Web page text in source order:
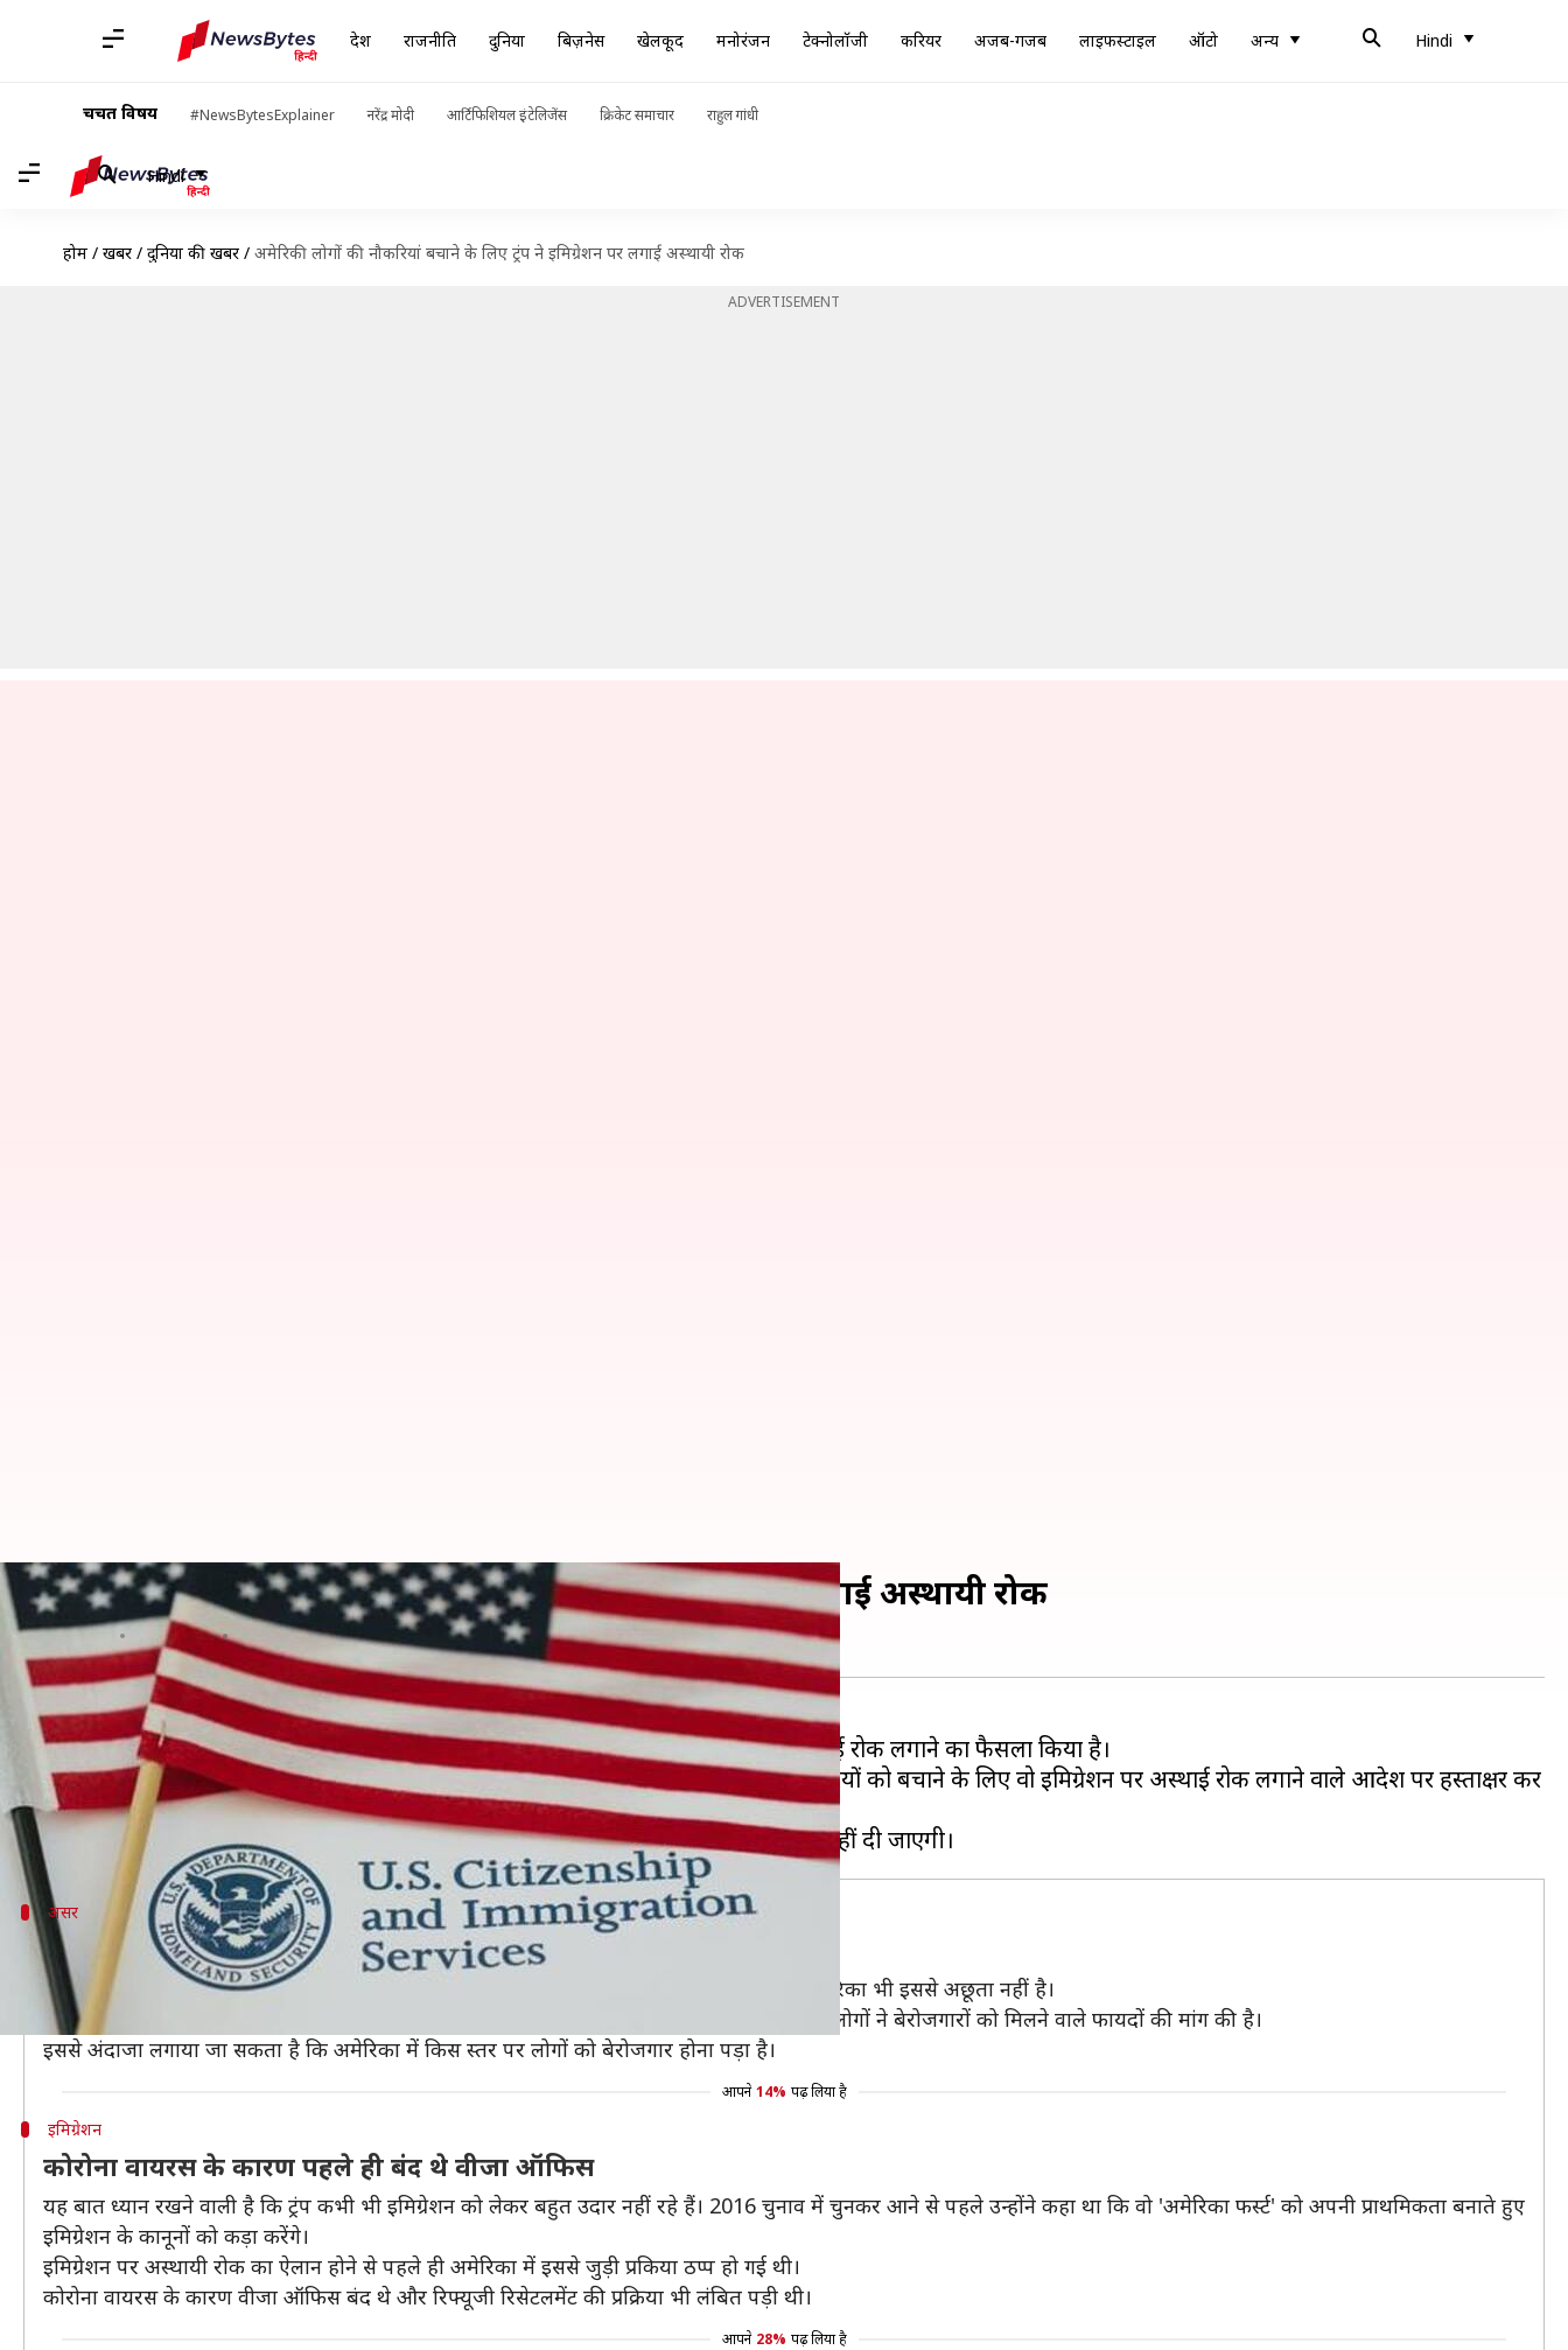
देश राजनीति दुनिया बिज़नेस खेलकूद मनोरंजन टेक्नोलॉजी करियर अजब-गजब लाइफस्टाइल ऑटो अन्य Hindi
चर्चित विषय #NewsBytesExplainer नरेंद्र मोदी आर्टिफिशियल इंटेलिजेंस क्रिकेट समाचार राहुल गांधी
Hindi
होम / खबरें / दुनिया की खबरें / अमेरिकी लोगों की नौकरियां बचाने के लिए ट्रंप ने इमिग्रेशन पर लगाई अस्थायी रोक
ADVERTISEMENT
अमेरिकी लोगों की नौकरियां बचाने के लिए ट्रंप ने इमिग्रेशन पर लगाई अस्थायी रोक
लेखन प्रमोद कुमार Apr 21, 2020 11:38 am
क्या है खबर?
कोरोना वायरस (COVID-19) के प्रकोप के बीच अमेरिकी राष्ट्रपति डोनाल्ड ट्रंप ने इमिग्रेशन पर अस्थाई रोक लगाने का फैसला किया है।
ट्रंप ने ट्वीट कर जानकारी दी कि अदृश्य दुश्मन की तरफ से हमले और अमेरिकी नागरिकों की नौकरियों को बचाने के लिए वो इमिग्रेशन पर अस्थाई रोक लगाने वाले आदेश पर हस्ताक्षर कर
रहे हैं।
असर
लॉकडाउन के कारण अमेरिका में करोड़ों लोग बेरोजगार
गौरतलब है कि कोरोना वायरस महामारी के कारण वैश्विक अर्थव्यस्था में संकट के बादल छाए हैं और अमेरिका भी इससे अछूता नहीं है।
पिछले कुछ दिनों में यहां एक करोड़ से अधिक लोगों को नौकरियों से हाथ धोना पड़ा है। रिकॉर्ड 2.2 करोड़ लोगों ने बेरोजगारों को मिलने वाले फायदों की मांग की है।
इससे अंदाजा लगाया जा सकता है कि अमेरिका में किस स्तर पर लोगों को बेरोजगार होना पड़ा है।
आपने 14% पढ़ लिया है
इमिग्रेशन
कोरोना वायरस के कारण पहले ही बंद थे वीजा ऑफिस
यह बात ध्यान रखने वाली है कि ट्रंप कभी भी इमिग्रेशन को लेकर बहुत उदार नहीं रहे हैं। 2016 चुनाव में चुनकर आने से पहले उन्होंने कहा था कि वो 'अमेरिका फर्स्ट' को अपनी प्राथमिकता बनाते हुए
इमिग्रेशन के कानूनों को कड़ा करेंगे।
इमिग्रेशन पर अस्थायी रोक का ऐलान होने से पहले ही अमेरिका में इससे जुड़ी प्रकिया ठप्प हो गई थी।
कोरोना वायरस के कारण वीजा ऑफिस बंद थे और रिफ्यूजी रिसेटलमेंट की प्रक्रिया भी लंबित पड़ी थी।
आपने 28% पढ़ लिया है